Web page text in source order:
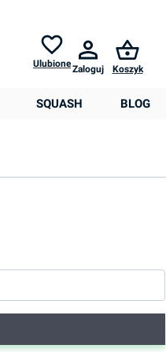
UlubioneZaloguj Koszyk
SQUASH BLOG